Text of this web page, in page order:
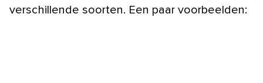
verschillende soorten. Een paar voorbeelden: